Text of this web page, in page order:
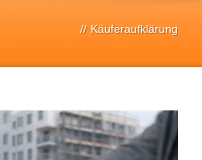
// Käuferaufklärung